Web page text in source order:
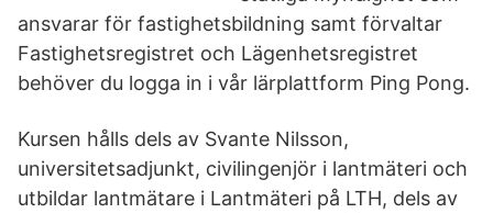
ansvarar för fastighetsbildning samt förvaltar
Fastighetsregistret och Lägenhetsregistret
behöver du logga in i vår lärplattform Ping Pong.
Kursen hålls dels av Svante Nilsson,
universitetsadjunkt, civilingenjör i lantmäteri och
utbildar lantmätare i Lantmäteri på LTH, dels av